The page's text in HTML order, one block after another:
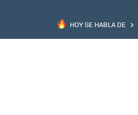
HOY SE HABLA DE